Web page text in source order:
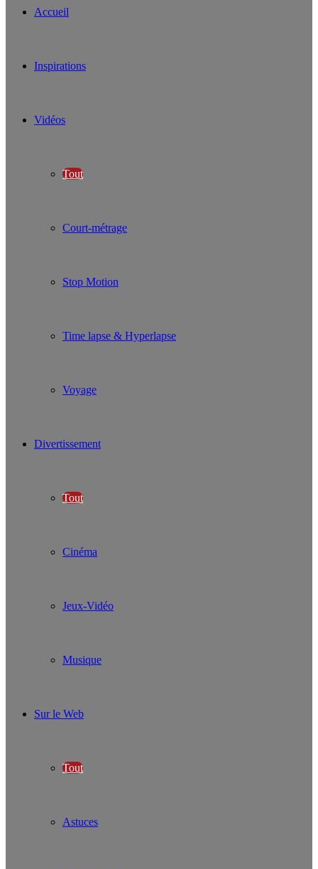
Accueil
Inspirations
Vidéos
Tout
Court-métrage
Stop Motion
Time lapse & Hyperlapse
Voyage
Divertissement
Tout
Cinéma
Jeux-Vidéo
Musique
Sur le Web
Tout
Astuces